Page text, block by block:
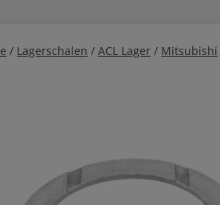
/ Lagerschalen / ACL Lager / Mitsubishi